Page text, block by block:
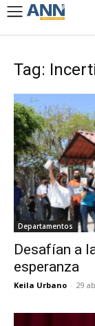
Tag:
Departamentos
Desafían a
esperanza
Keila Urbano - 29